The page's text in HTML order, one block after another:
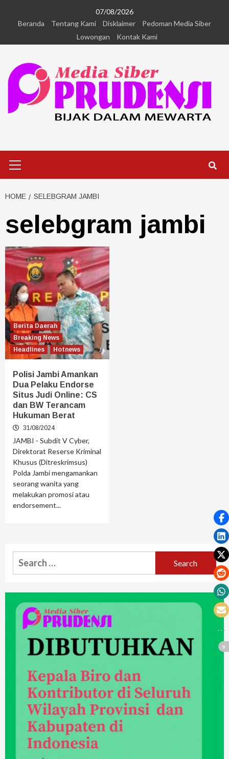
07/08/2026
Beranda
Tentang Kami Disklaimer
Pedoman Media Siber
Lowongan
Kontak Kami
HOME SELEBGRAM JAMBI
selebgram jambi
Berita Daerah
Breaking News
Headlines
Hotnews
Polisi Jambi Amankan
Dua Pelaku Endorse
Situs Judi Online: CS
dan BW Terancam
Hukuman Berat
31/08/2024
JAMBI - Subdit V Cyber,
Direktorat Reserse Kriminal
Khusus (Ditreskrimsus)
Polda Jambi mengamankan
seorang wanita yang
melakukan promosi atau
endorsement...